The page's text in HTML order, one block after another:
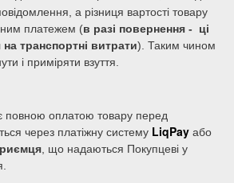
а різниця вартості товару
платежем (в разі повернення - ці
транспортні витрати). Таким чином
і приміряти взуття.
повною оплатою товару перед
через платіжну систему LiqPay або
, що надаються Покупцеві у